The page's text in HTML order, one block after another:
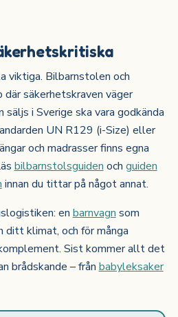
viktiga. Bilbarnstolen och
säkerhetskraven väger
i Sverige ska vara godkända
UN R129 (i-Size) eller
och madrasser finns egna
bilbarnstolsguidenoch guiden
innan du tittar på något annat.
enbarnvagnsom
ditt klimat, och för många
Sist kommer allt det
brådskande – frånbabyleksaker